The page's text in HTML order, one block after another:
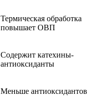
Термическая обработка
повышает ОВП
Содержит катехины-
антиоксиданты
Меньше антиоксидантов